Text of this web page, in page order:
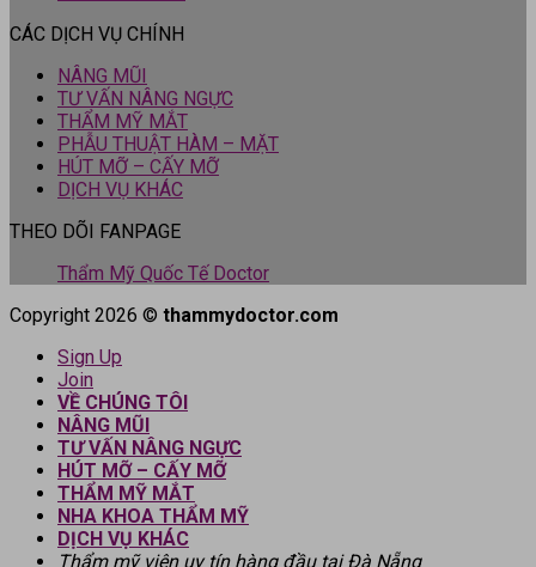
CÁC DỊCH VỤ CHÍNH
NÂNG MŨI
TƯ VẤN NÂNG NGỰC
THẨM MỸ MẮT
PHẪU THUẬT HÀM – MẶT
HÚT MỠ – CẤY MỠ
DỊCH VỤ KHÁC
THEO DÕI FANPAGE
Thẩm Mỹ Quốc Tế Doctor
Copyright 2026 © thammydoctor.com
Sign Up
Join
VỀ CHÚNG TÔI
NÂNG MŨI
TƯ VẤN NÂNG NGỰC
HÚT MỠ – CẤY MỠ
THẨM MỸ MẮT
NHA KHOA THẨM MỸ
DỊCH VỤ KHÁC
Thẩm mỹ viện uy tín hàng đầu tại Đà Nẵng